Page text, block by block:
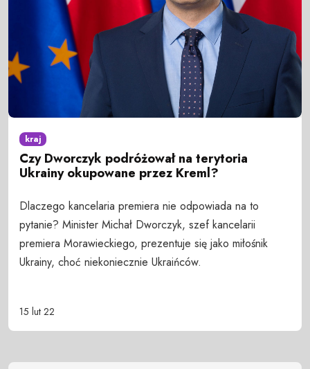
kraj
Czy Dworczyk podróżował na terytoria
Ukrainy okupowane przez Kreml?
Dlaczego kancelaria premiera nie odpowiada na to
pytanie? Minister Michał Dworczyk, szef kancelarii
premiera Morawieckiego, prezentuje się jako miłośnik
Ukrainy, choć niekoniecznie Ukraińców.
15 lut 22